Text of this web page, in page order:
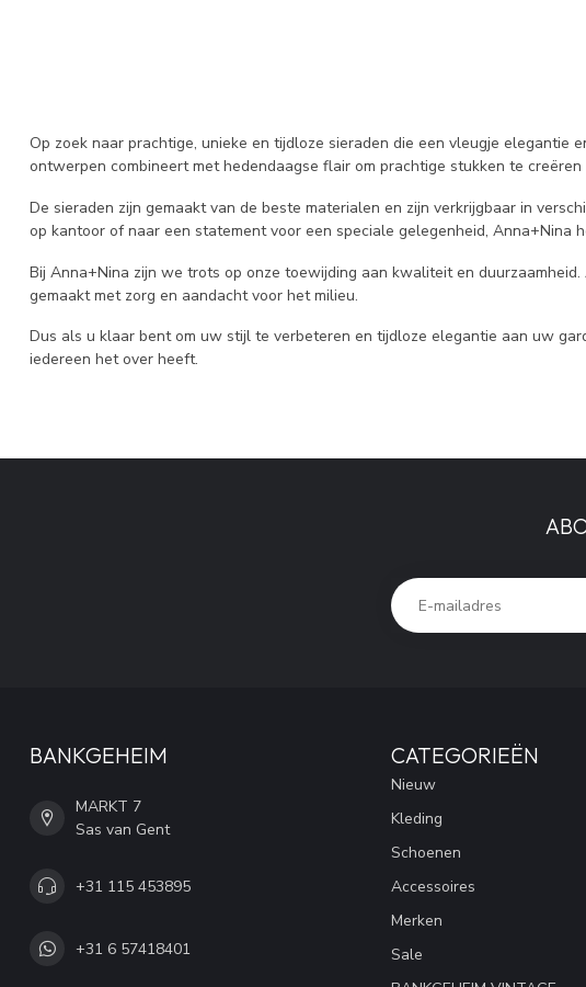
Op zoek naar prachtige, unieke en tijdloze sieraden die een vleugje elegantie
ontwerpen combineert met hedendaagse flair om prachtige stukken te
De sieraden zijn gemaakt van de beste materialen en zijn verkrijgbaar in
op kantoor of naar een statement voor een speciale gelegenheid, Anna+Nina
Bij Anna+Nina zijn we trots op onze toewijding aan kwaliteit en
gemaakt met zorg en aandacht voor het milieu.
Dus als u klaar bent om uw stijl te verbeteren en tijdloze elegantie aan uw
iedereen het over heeft.
BANKGEHEIM
MARKT 7
Sas van Gent
+31 115 453895
+31 6 57418401
CATEGORIEËN
Nieuw
Kleding
Schoenen
Accessoires
Merken
Sale